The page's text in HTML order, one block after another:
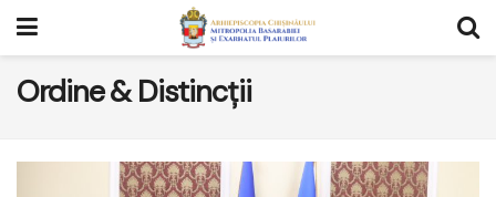
Ordine & Distincții